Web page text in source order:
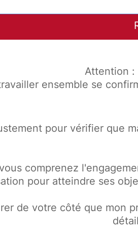
Attention :
ensemble se
pour vérifier que
comprenez
pour atteindre ses
de votre côté que mon